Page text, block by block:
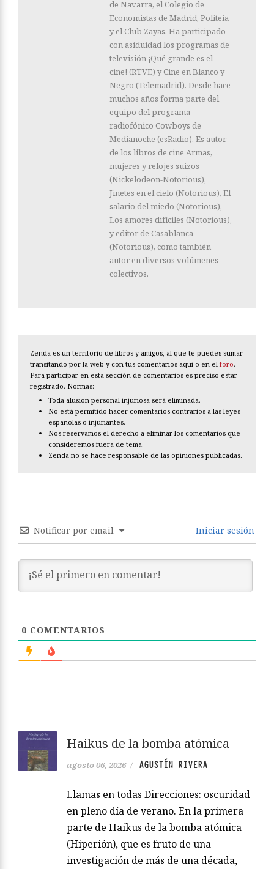
de Navarra, el Colegio de
Economistas de Madrid, Politeia
y el Club Zayas. Ha participado
con asiduidad los programas de
televisión ¡Qué grande es el
cine! (RTVE) y Cine en Blanco y
Negro (Telemadrid). Desde hace
muchos años forma parte del
equipo del programa
radiofónico Cowboys de
Medianoche (esRadio). Es autor
de los libros de cine Armas,
mujeres y relojes suizos
(Nickelodeon-Notorious),
Jinetes en el cielo (Notorious), El
salario del miedo (Notorious),
Los amores difíciles (Notorious),
y editor de Casablanca
(Notorious), como también
autor en diversos volúmenes
colectivos.
Zenda es un territorio de libros y amigos, al que te puedes sumar
transitando por la web y con tus comentarios aquí o en el foro.
Para participar en esta sección de comentarios es preciso estar
registrado. Normas:
Toda alusión personal injuriosa será eliminada.
No está permitido hacer comentarios contrarios a las leyes
españolas o injuriantes.
Nos reservamos el derecho a eliminar los comentarios que
consideremos fuera de tema.
Zenda no se hace responsable de las opiniones publicadas.
Notificar por email Iniciar sesión
0 COMENTARIOS
Haikus de la bomba atómica
agosto 06, 2026 / AGUSTÍN RIVERA
Llamas en todas Direcciones: oscuridad
en pleno día de verano. En la primera
parte de Haikus de la bomba atómica
(Hiperión), que es fruto de una
investigación de más de una década,